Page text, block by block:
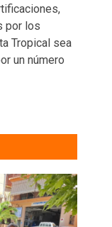
por los
Tropical sea
un número